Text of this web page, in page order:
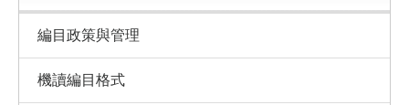
編目政策與管理
機讀編目格式